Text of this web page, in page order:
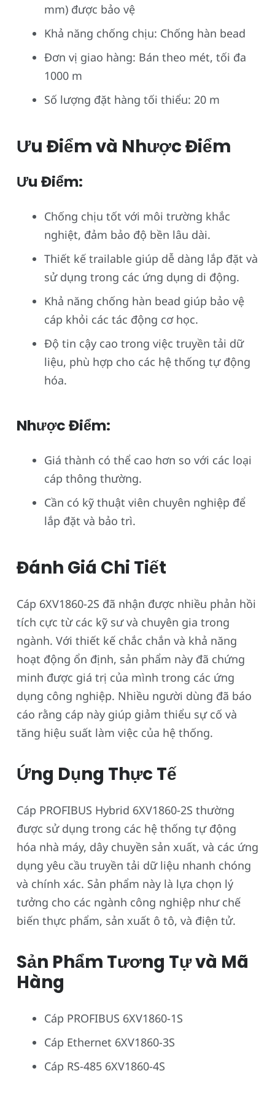
mm) được bảo vệ
Khả năng chống chịu: Chống hàn bead
Đơn vị giao hàng: Bán theo mét, tối đa
1000 m
Số lượng đặt hàng tối thiểu: 20 m
Ưu Điểm và Nhược Điểm
Ưu Điểm:
Chống chịu tốt với môi trường khắc
nghiệt, đảm bảo độ bền lâu dài.
Thiết kế trailable giúp dễ dàng lắp đặt và
sử dụng trong các ứng dụng di động.
Khả năng chống hàn bead giúp bảo vệ
cáp khỏi các tác động cơ học.
Độ tin cậy cao trong việc truyền tải dữ
liệu, phù hợp cho các hệ thống tự động
hóa.
Nhược Điểm:
Giá thành có thể cao hơn so với các loại
cáp thông thường.
Cần có kỹ thuật viên chuyên nghiệp để
lắp đặt và bảo trì.
Đánh Giá Chi Tiết
Cáp 6XV1860-2S đã nhận được nhiều phản hồi
tích cực từ các kỹ sư và chuyên gia trong
ngành. Với thiết kế chắc chắn và khả năng
hoạt động ổn định, sản phẩm này đã chứng
minh được giá trị của mình trong các ứng
dụng công nghiệp. Nhiều người dùng đã báo
cáo rằng cáp này giúp giảm thiểu sự cố và
tăng hiệu suất làm việc của hệ thống.
Ứng Dụng Thực Tế
Cáp PROFIBUS Hybrid 6XV1860-2S thường
được sử dụng trong các hệ thống tự động
hóa nhà máy, dây chuyền sản xuất, và các ứng
dụng yêu cầu truyền tải dữ liệu nhanh chóng
và chính xác. Sản phẩm này là lựa chọn lý
tưởng cho các ngành công nghiệp như chế
biến thực phẩm, sản xuất ô tô, và điện tử.
Sản Phẩm Tương Tự và Mã
Hàng
Cáp PROFIBUS 6XV1860-1S
Cáp Ethernet 6XV1860-3S
Cáp RS-485 6XV1860-4S